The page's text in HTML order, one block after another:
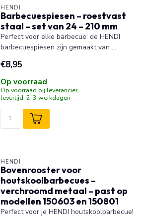
HENDI
Barbecuespiesen – roestvast
staal – set van 24 – 210 mm
Perfect voor elke barbecue: de HENDI
barbecuespiesen zijn gemaakt van ...
€8,95
Op voorraad
Op voorraad bij leverancier,
levertijd: 2-3 werkdagen
HENDI
Bovenrooster voor
houtskoolbarbecues –
verchroomd metaal – past op
modellen 150603 en 150801
Perfect voor je HENDI houtskoolbarbecue!